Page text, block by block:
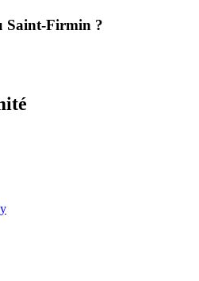
Saint-Firmin ?